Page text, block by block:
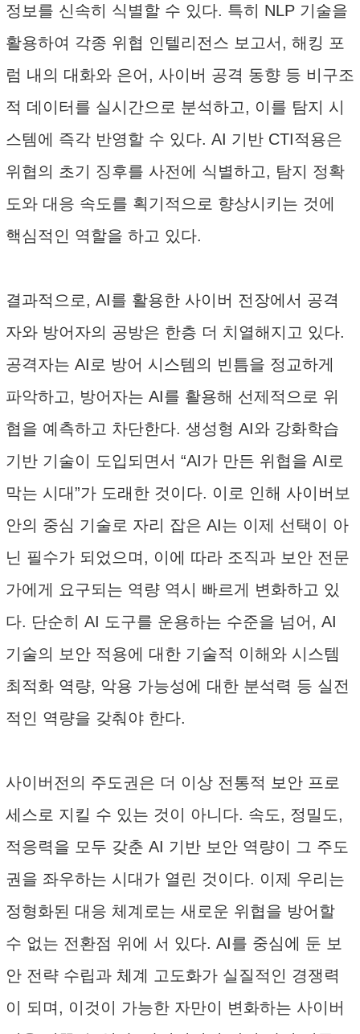
정보를 신속히 식별할 수 있다. 특히 NLP 기술을
활용하여 각종 위협 인텔리전스 보고서, 해킹 포
럼 내의 대화와 은어, 사이버 공격 동향 등 비구조
적 데이터를 실시간으로 분석하고, 이를 탐지 시
스템에 즉각 반영할 수 있다. AI 기반 CTI적용은
위협의 초기 징후를 사전에 식별하고, 탐지 정확
도와 대응 속도를 획기적으로 향상시키는 것에
핵심적인 역할을 하고 있다.
결과적으로, AI를 활용한 사이버 전장에서 공격
자와 방어자의 공방은 한층 더 치열해지고 있다.
공격자는 AI로 방어 시스템의 빈틈을 정교하게
파악하고, 방어자는 AI를 활용해 선제적으로 위
협을 예측하고 차단한다. 생성형 AI와 강화학습
기반 기술이 도입되면서 “AI가 만든 위협을 AI로
막는 시대”가 도래한 것이다. 이로 인해 사이버보
안의 중심 기술로 자리 잡은 AI는 이제 선택이 아
닌 필수가 되었으며, 이에 따라 조직과 보안 전문
가에게 요구되는 역량 역시 빠르게 변화하고 있
다. 단순히 AI 도구를 운용하는 수준을 넘어, AI
기술의 보안 적용에 대한 기술적 이해와 시스템
최적화 역량, 악용 가능성에 대한 분석력 등 실전
적인 역량을 갖춰야 한다.
사이버전의 주도권은 더 이상 전통적 보안 프로
세스로 지킬 수 있는 것이 아니다. 속도, 정밀도,
적응력을 모두 갖춘 AI 기반 보안 역량이 그 주도
권을 좌우하는 시대가 열린 것이다. 이제 우리는
정형화된 대응 체계로는 새로운 위협을 방어할
수 없는 전환점 위에 서 있다. AI를 중심에 둔 보
안 전략 수립과 체계 고도화가 실질적인 경쟁력
이 되며, 이것이 가능한 자만이 변화하는 사이버